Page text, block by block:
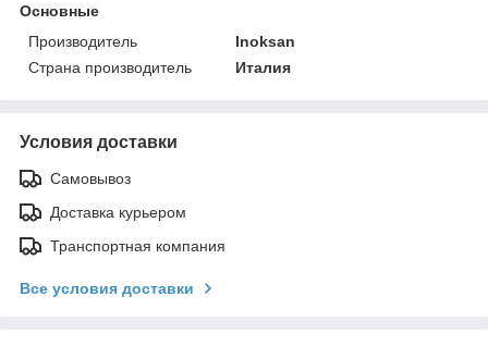
Основные
Производитель
Inoksan
Страна производитель
Италия
Условия доставки
Самовывоз
Доставка курьером
Транспортная компания
Все условия доставки